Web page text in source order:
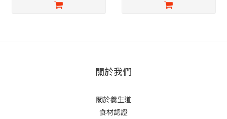
關於我們
關於養生道
食材認證